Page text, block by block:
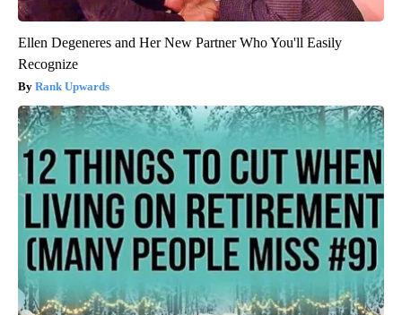
Ellen Degeneres and Her New Partner Who You'll Easily
Recognize
Rank Upwards